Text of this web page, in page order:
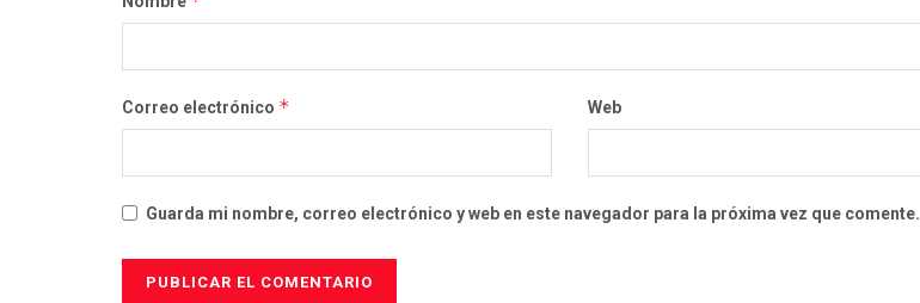
Correo electrónico * Web
Guarda mi nombre, correo electrónico y web en este navegador para la próxima vez que comente.